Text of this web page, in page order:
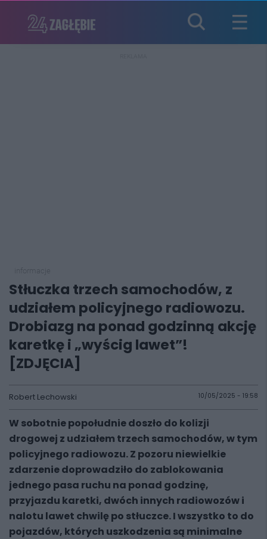
Stłuczka trzech samochodów, z
udziałem policyjnego radiowozu.
Drobiazg na ponad godzinną akcję
karetkę i „wyścig lawet”!
[ZDJĘCIA]
Robert Lechowski 10/05/2025 - 19:58
W sobotnie popołudnie doszło do kolizji
drogowej z udziałem trzech samochodów, w tym
policyjnego radiowozu. Z pozoru niewielkie
zdarzenie doprowadziło do zablokowania
jednego pasa ruchu na ponad godzinę,
przyjazdu karetki, dwóch innych radiowozów i
nalotu lawet chwilę po stłuczce. I wszystko to do
pojazdów, których uszkodzenia są minimalne